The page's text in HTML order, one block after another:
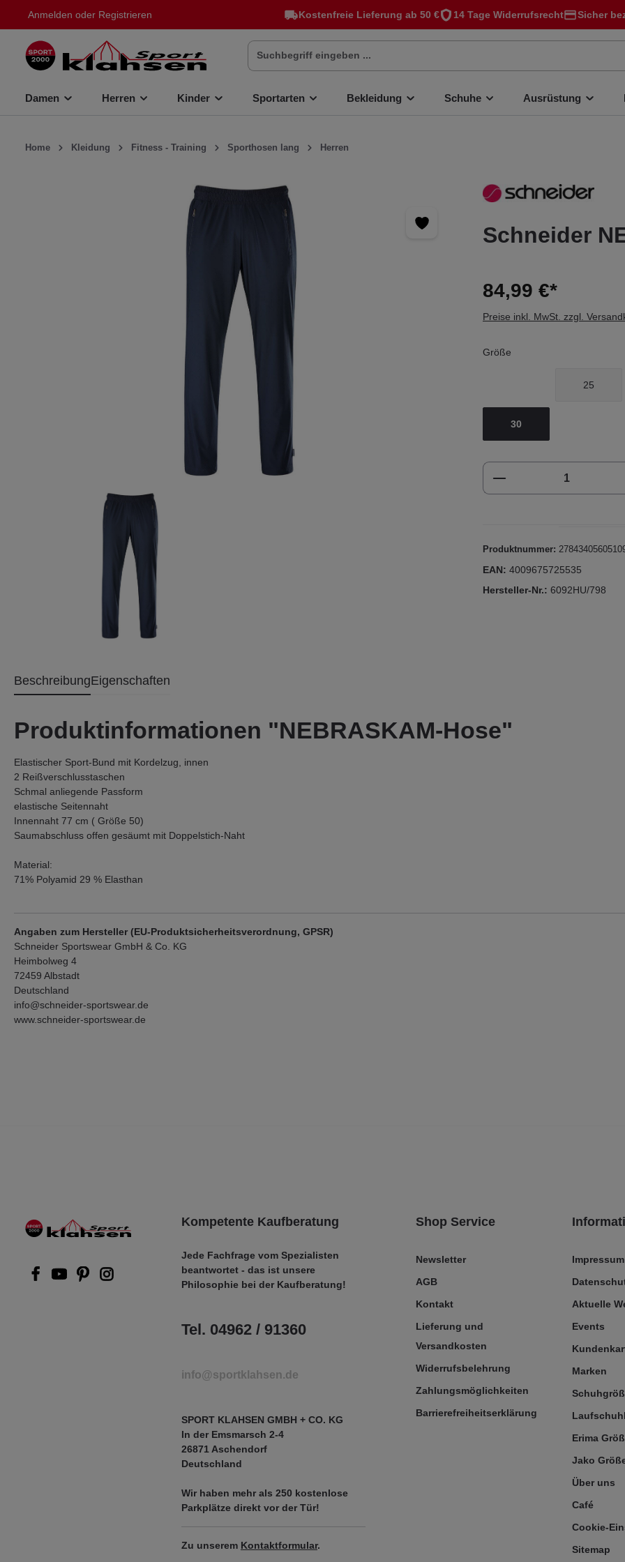
springen Kostenfreie Lieferung ab 50 € 14 Tage Widerrufsrecht Sicher
Anmelden oder Registrieren
Damen Herren Kinder Sportarten Bekleidung Schuhe Ausrüstung
Home Kleidung Fitness - Training Sporthosen lang Herren
Schneider
84,99 €*
Preise inkl. MwSt. zzgl.
Größe
25
30
Produkt Anzahl:
Produktnummer:
EAN: 4009675725535
Hersteller-Nr.: 6092HU/798
BeschreibungEigenschaften
Produktinformationen "NEBRASKAM-Hose"
Elastischer Sport-Bund mit Kordelzug, innen
2 Reißverschlusstaschen
Schmal anliegende Passform
elastische Seitennaht
Innennaht 77 cm ( Größe 50)
Saumabschluss offen gesäumt mit Doppelstich-Naht
Material:
71% Polyamid 29 % Elasthan
Angaben zum Hersteller (EU-Produktsicherheitsverordnung, GPSR)
Schneider Sportswear GmbH & Co. KG
Heimbolweg 4
72459 Albstadt
Deutschland
info@schneider-sportswear.de
www.schneider-sportswear.de
Kompetente Kaufberatung
Jede Fachfrage vom Spezialisten
beantwortet - das ist unsere
Philosophie bei der Kaufberatung!
Tel. 04962 / 91360
info@sportklahsen.de
SPORT KLAHSEN GMBH + CO. KG
In der Emsmarsch 2-4
26871 Aschendorf
Deutschland
Wir haben mehr als 250 kostenlose
Parkplätze direkt vor der Tür!
Zu unserem Kontaktformular.
Shop Service
Newsletter
AGB
Kontakt
Lieferung und
Versandkosten
Widerrufsbelehrung
Zahlungsmöglichkeiten
Barrierefreiheitserklärung
Impressum
Aktuelle
Events
Marken
Erima
Jako
Über uns
Café
Cookie-
Sitemap